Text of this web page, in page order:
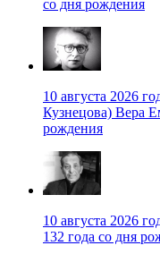
со дня рождения
10 августа 2026
Кузнецова) Вера
рождения
10 августа 2026
132 года со дня